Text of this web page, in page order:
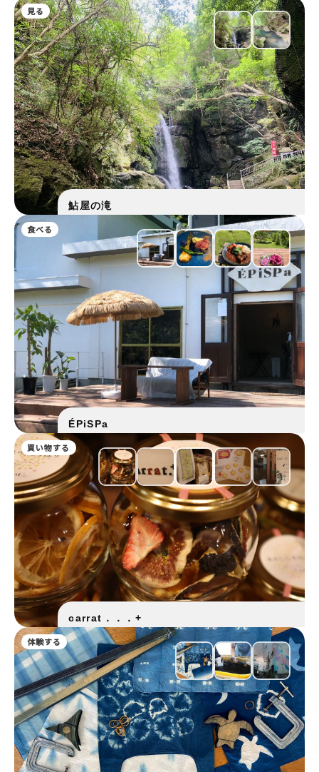
鮎屋の滝
見る
ÉPiSPa
食べる
carrat．．．+
買い物する
体験する